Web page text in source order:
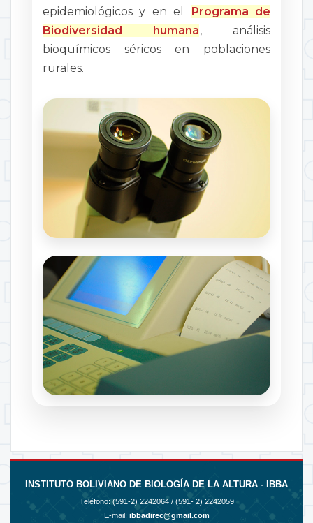
epidemiológicos y en el
Programa de
Biodiversidad humana, análisis
bioquímicos séricos en poblaciones
rurales.
INSTITUTO BOLIVIANO DE BIOLOGÍA DE LA ALTURA - IBBA
Teléfono: (591-2) 2242064 / (591- 2) 2242059
E-mail: ibbadirec@gmail.com